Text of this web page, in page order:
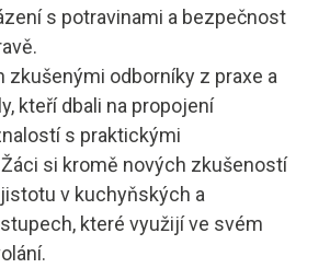
s potravinami a bezpečnost
zkušenými odborníky z praxe a
kteří dbali na propojení
s praktickými
si kromě nových zkušeností
v kuchyňských a
které využijí ve svém